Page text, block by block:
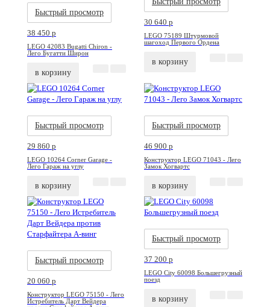
Быстрый просмотр
38 450 p
LEGO 42083 Bugatti Chiron -
Лего Бугатти Широн
в корзину
30 640 p
LEGO 75189 Штурмовой
шагоход Первого Ордена
в корзину
Быстрый просмотр
29 860 p
LEGO 10264 Corner Garage -
Лего Гараж на углу
в корзину
Быстрый просмотр
46 900 p
Конструктор LEGO 71043 - Лего
Замок Хогвартс
в корзину
Быстрый просмотр
20 060 p
Конструктор LEGO 75150 - Лего
Истребитель Дарт Вейдера
Быстрый просмотр
37 200 p
LEGO City 60098 Большегрузный
поезд
в корзину